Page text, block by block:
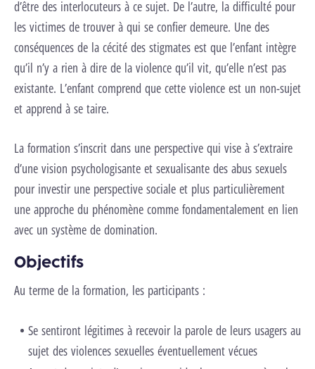
d’être des interlocuteurs à ce sujet. De l’autre, la difficulté pour
les victimes de trouver à qui se confier demeure. Une des
conséquences de la cécité des stigmates est que l’enfant intègre
qu’il n’y a rien à dire de la violence qu’il vit, qu’elle n’est pas
existante. L’enfant comprend que cette violence est un non-sujet
et apprend à se taire.
La formation s’inscrit dans une perspective qui vise à s’extraire
d’une vision psychologisante et sexualisante des abus sexuels
pour investir une perspective sociale et plus particulièrement
une approche du phénomène comme fondamentalement en lien
avec un système de domination.
Objectifs
Au terme de la formation, les participants :
Se sentiront légitimes à recevoir la parole de leurs usagers au
sujet des violences sexuelles éventuellement vécues